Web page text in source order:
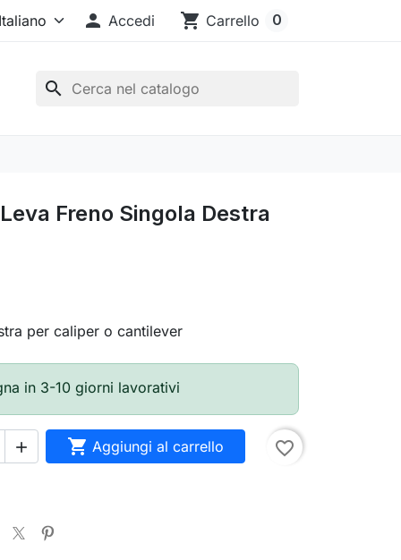
 Accedi shopping_cart Carrello 0
search
Freno Singola Destra
per caliper o cantilever
in 3-10 giorni lavorativi
  Aggiungi al carrello favorite_border